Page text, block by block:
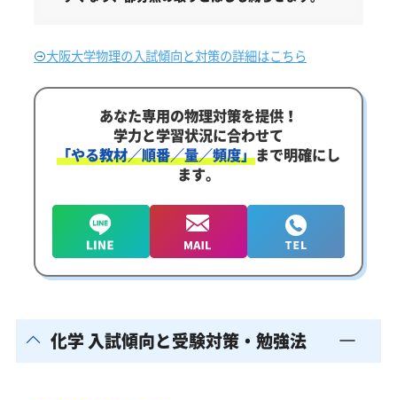
大阪大学物理の入試傾向と対策の詳細はこちら
あなた専用の物理対策を提供！
学力と学習状況に合わせて
「やる教材／順番／量／頻度」まで明確にし
ます。
化学 入試傾向と受験対策・勉強法